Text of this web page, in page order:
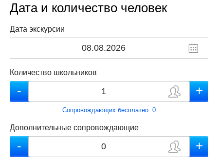
Дата и количество человек
Дата экскурсии
Количество школьников
Сопровождающих бесплатно: 0
Дополнительные сопровождающие